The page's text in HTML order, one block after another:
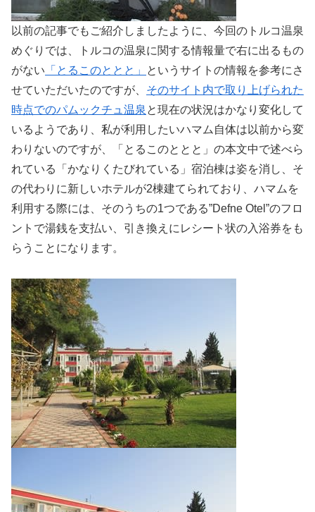
以前の記事でもご紹介しましたように、今回のトルコ温泉
めぐりでは、トルコの温泉に関する情報量で右に出るもの
がない 「とるこのととと」
というサイトの情報を参考にさ
せていただいたのですが、 そのサイト内で取り上げられた
時点でのパムックチュ温泉 と現在の状況はかなり変化して
いるようであり、私が利用したいハマム自体は以前から変
わりないのですが、「とるこのととと」の本文中で述べら
れている「かなりくたびれている」宿泊棟は姿を消し、そ
の代わりに新しいホテルが2棟建てられており、ハマムを
利用する際には、そのうちの1つである”Defne Otel”のフロ
ントで湯銭を支払い、引き換えにレシート状の入浴券をも
らうことになります。